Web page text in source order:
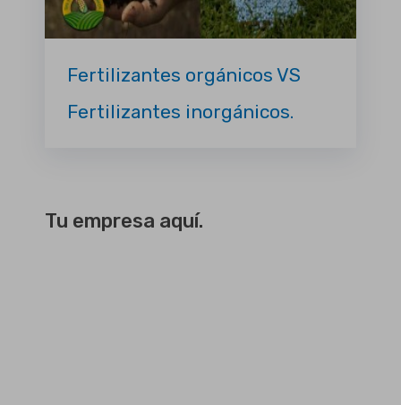
Fertilizantes orgánicos VS
Fertilizantes inorgánicos.
Tu empresa aquí.